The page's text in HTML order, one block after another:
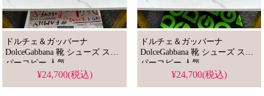
ドルチェ＆ガッバーナ
DolceGabbana 靴 シューズ スー
パーコピー 人気
¥24,700(税込)
ドルチェ＆ガッバーナ
DolceGabbana 靴 シューズ スー
パーコピー 人気
¥24,700(税込)